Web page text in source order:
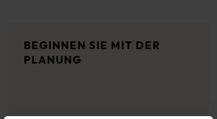
<p>Lust auf eine Entdeckungsreise? Stöbern Sie doch mal in
Reiseplaner
BEGINNEN SIE MIT DER
PLANUNG